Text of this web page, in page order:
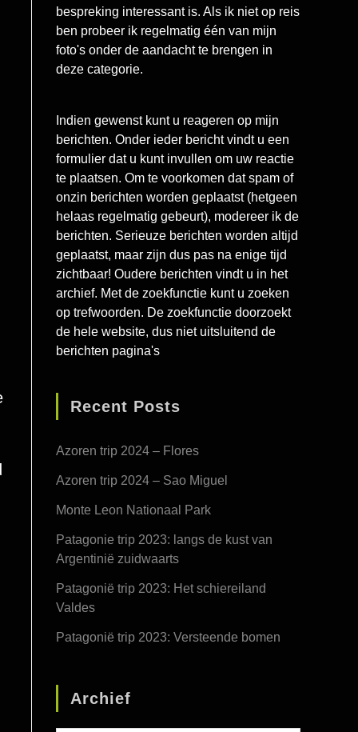
bespreking interessant is. Als ik niet op reis
ben probeer ik regelmatig één van mijn
foto's onder de aandacht te brengen in
deze categorie.
Indien gewenst kunt u reageren op mijn
berichten. Onder ieder bericht vindt u een
formulier dat u kunt invullen om uw reactie
te plaatsen. Om te voorkomen dat spam of
onzin berichten worden geplaatst (hetgeen
helaas regelmatig gebeurt), modereer ik de
berichten. Serieuze berichten worden altijd
geplaatst, maar zijn dus pas na enige tijd
zichtbaar! Oudere berichten vindt u in het
archief. Met de zoekfunctie kunt u zoeken
op trefwoorden. De zoekfunctie doorzoekt
de hele website, dus niet uitsluitend de
berichten pagina's
Recent Posts
Azoren trip 2024 – Flores
Azoren trip 2024 – Sao Miguel
Monte Leon Nationaal Park
Patagonie trip 2023: langs de kust van
Argentinië zuidwaarts
Patagonië trip 2023: Het schiereiland
Valdes
Patagonië trip 2023: Versteende bomen
Archief